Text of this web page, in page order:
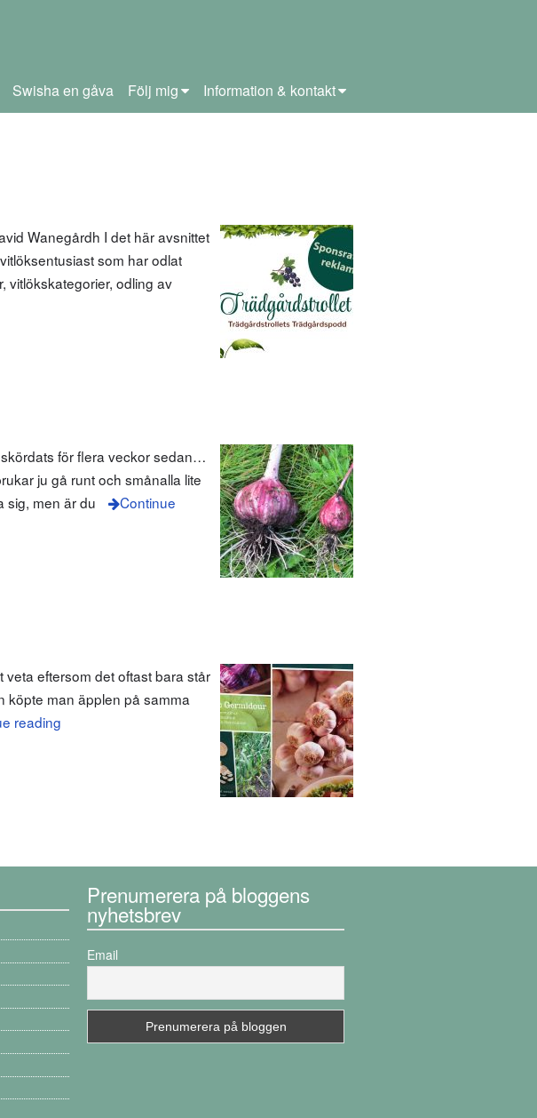
Swisha en gåva Följ mig Information & kontakt
Wanegårdh I det här avsnittet
som har odlat
vitlökskategorier, odling av
för flera veckor sedan…
ju gå runt och smånalla lite
sig, men är du
Continue
eftersom det oftast bara står
köpte man äpplen på samma
reading
Prenumerera på bloggens
nyhetsbrev
Email